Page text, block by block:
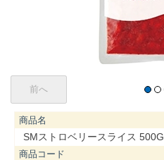
商品名
SMストロベリースライス 500G
商品コード